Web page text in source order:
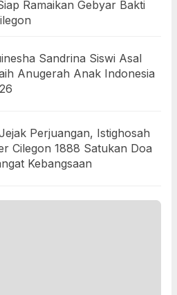
Ramaikan Gebyar Bakti
Sandrina Siswi Asal
Anugerah Anak Indonesia
Perjuangan, Istighosah
Cilegon 1888 Satukan Doa
Kebangsaan